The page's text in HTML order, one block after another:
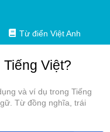
Từ điển Việt Anh
Việt?
và ví dụ trong Tiếng
Từ đồng nghĩa, trái